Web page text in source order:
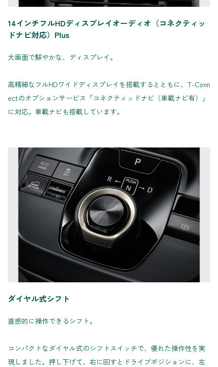
14インチフルHDディスプレイオーディオ（コネクティッ
ドナビ対応）Plus
大画面で鮮やかな、ディスプレイ。
高精細なフルHDワイドディスプレイを搭載するとともに、T-Conn
ectのオプションサービス「コネクティッドナビ（車載ナビ有）」
に対応。車載ナビも搭載しています。
ダイヤル式シフト
直感的に操作できるシフト。
コンパクトなダイヤル式のシフトスイッチで、優れた操作性を実
現しました。押し下げて、右に回すとドライブポジションに、左